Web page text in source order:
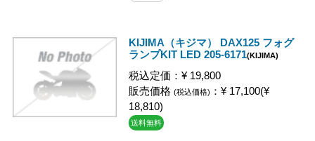
KIJIMA（キジマ） DAX125 フォグ
ランプKIT LED 205-6171(KIJIMA)
税込定価：¥ 19,800
販売価格 (税込価格) ：¥ 17,100(¥
18,810)
送料無料